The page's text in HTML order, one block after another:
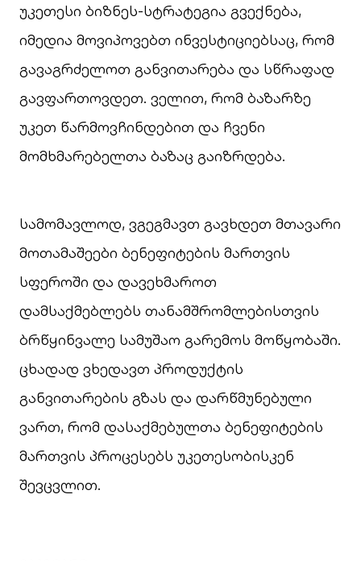
უკეთესი ბიზნეს-სტრატეგია გვექნება,
იმედია მოვიპოვებთ ინვესტიციებსაც, რომ
გავაგრძელოთ განვითარება და სწრაფად
გავფართოვდეთ. ველით, რომ ბაზარზე
უკეთ წარმოვჩინდებით და ჩვენი
მომხმარებელთა ბაზაც გაიზრდება.
სამომავლოდ, ვგეგმავთ გავხდეთ მთავარი
მოთამაშეები ბენეფიტების მართვის
სფეროში და დავეხმაროთ
დამსაქმებლებს თანამშრომლებისთვის
ბრწყინვალე სამუშაო გარემოს მოწყობაში.
ცხადად ვხედავთ პროდუქტის
განვითარების გზას და დარწმუნებული
ვართ, რომ დასაქმებულთა ბენეფიტების
მართვის პროცესებს უკეთესობისკენ
შევცვლით.